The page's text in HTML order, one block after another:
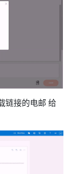
链接的电邮 给